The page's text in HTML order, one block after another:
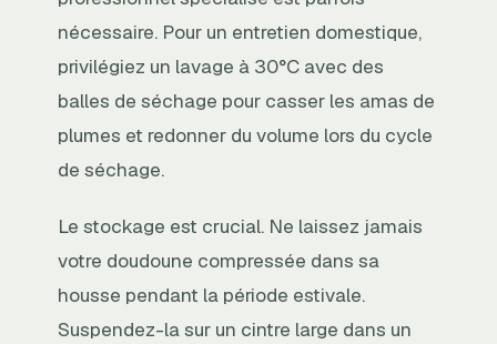
nécessaire. Pour un entretien domestique,
privilégiez un lavage à 30°C avec des
balles de séchage pour casser les amas de
plumes et redonner du volume lors du cycle
de séchage.
Le stockage est crucial. Ne laissez jamais
votre doudoune compressée dans sa
housse pendant la période estivale.
Suspendez-la sur un cintre large dans un